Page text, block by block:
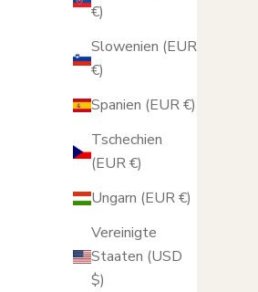
€)
Slowenien (EUR
€)
Spanien (EUR €)
Tschechien
(EUR €)
Ungarn (EUR €)
Vereinigte
Staaten (USD
$)